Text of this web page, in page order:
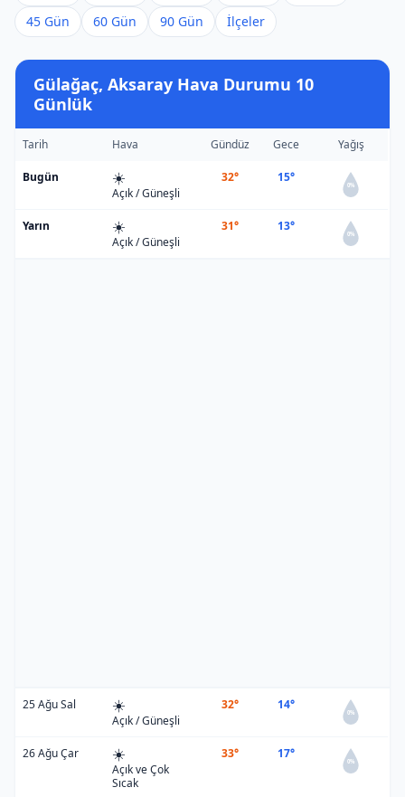
45 Gün
60 Gün 90 Gün İlçeler
Gülağaç, Aksaray Hava Durumu 10
Günlük
Tarih Hava Gündüz Gece Yağış
Bugün ☀️
Açık / Güneşli
32° 15°
0%
Yarın ☀️
Açık / Güneşli
31° 13°
0%
25 Ağu Sal ☀️
Açık / Güneşli
32° 14°
0%
26 Ağu Çar ☀️
Açık ve Çok
Sıcak
33° 17°
0%